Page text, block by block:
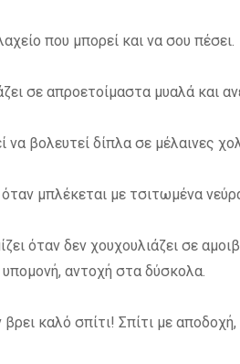
που μπορεί και να σου πέσει.
σε απροετοίμαστα μυαλά και
να βολευτεί δίπλα σε μέλαινες
όταν μπλέκεται με τσιτωμένα
όταν δεν χουχουλιάζει σε
αντοχή στα δύσκολα.
καλό σπίτι! Σπίτι με